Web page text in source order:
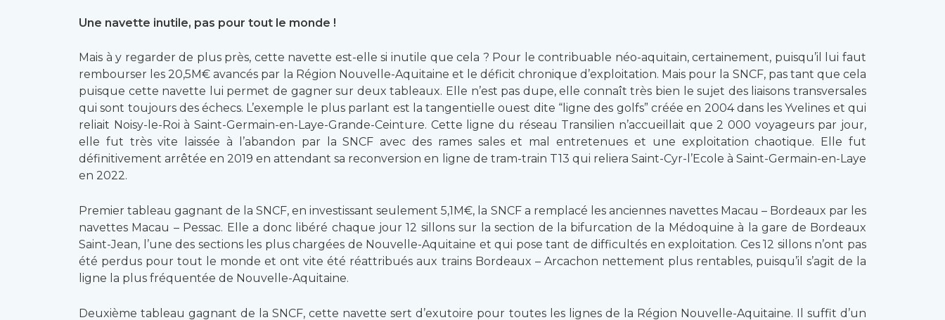
Une navette inutile, pas pour tout le monde !
Mais à y regarder de plus près, cette navette est-elle si inutile que cela ? Pour le contribuable néo-aquitain, certainement, puisqu’il lui faut
rembourser les 20,5M€ avancés par la Région Nouvelle-Aquitaine et le déficit chronique d’exploitation. Mais pour la SNCF, pas tant que cela
puisque cette navette lui permet de gagner sur deux tableaux. Elle n’est pas dupe, elle connaît très bien le sujet des liaisons transversales
qui sont toujours des échecs. L’exemple le plus parlant est la tangentielle ouest dite “ligne des golfs” créée en 2004 dans les Yvelines et qui
reliait Noisy-le-Roi à Saint-Germain-en-Laye-Grande-Ceinture. Cette ligne du réseau Transilien n’accueillait que 2 000 voyageurs par jour,
elle fut très vite laissée à l’abandon par la SNCF avec des rames sales et mal entretenues et une exploitation chaotique. Elle fut
définitivement arrêtée en 2019 en attendant sa reconversion en ligne de tram-train T13 qui reliera Saint-Cyr-l’Ecole à Saint-Germain-en-Laye
en 2022.
Premier tableau gagnant de la SNCF, en investissant seulement 5,1M€, la SNCF a remplacé les anciennes navettes Macau – Bordeaux par les
navettes Macau – Pessac. Elle a donc libéré chaque jour 12 sillons sur la section de la bifurcation de la Médoquine à la gare de Bordeaux
Saint-Jean, l’une des sections les plus chargées de Nouvelle-Aquitaine et qui pose tant de difficultés en exploitation. Ces 12 sillons n’ont pas
été perdus pour tout le monde et ont vite été réattribués aux trains Bordeaux – Arcachon nettement plus rentables, puisqu’il s’agit de la
ligne la plus fréquentée de Nouvelle-Aquitaine.
Deuxième tableau gagnant de la SNCF, cette navette sert d’exutoire pour toutes les lignes de la Région Nouvelle-Aquitaine. Il suffit d’un